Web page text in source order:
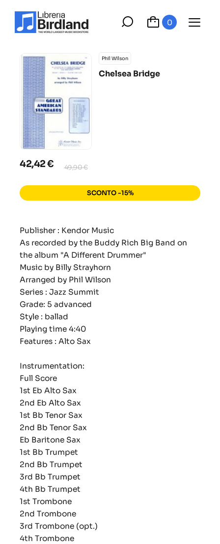
0
Phil Wilson
Chelsea Bridge
42,42 € 49,90 €
SCONTO -15%
Publisher : Kendor Music
As recorded by the Buddy Rich Big Band on
the album "A Different Drummer"
Music by Billy Strayhorn
Arranged by Phil Wilson
Series : Jazz Summit
Grade: 5 advanced
Style : ballad
Playing time 4:40
Features : Alto Sax
Instrumentation:
Full Score
1st Eb Alto Sax
2nd Eb Alto Sax
1st Bb Tenor Sax
2nd Bb Tenor Sax
Eb Baritone Sax
1st Bb Trumpet
2nd Bb Trumpet
3rd Bb Trumpet
4th Bb Trumpet
1st Trombone
2nd Trombone
3rd Trombone (opt.)
4th Trombone